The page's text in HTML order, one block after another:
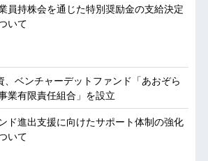
員持株会を通じた特別奨励金の支給決定
いて
、ベンチャーデットファンド「あおぞら
業有限責任組合」を設立
ド進出支援に向けたサポート体制の強化
いて